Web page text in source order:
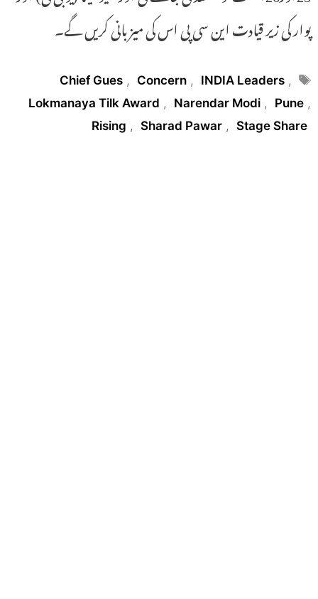
پوار کی زیر قیادت این سی پی اس کی میزبانی کریں گے۔
Tags
Chief Gues , Concern , INDIA Leaders ,
Lokmanaya Tilk Award , Narendar Modi , Pune ,
Rising , Sharad Pawar , Stage Share